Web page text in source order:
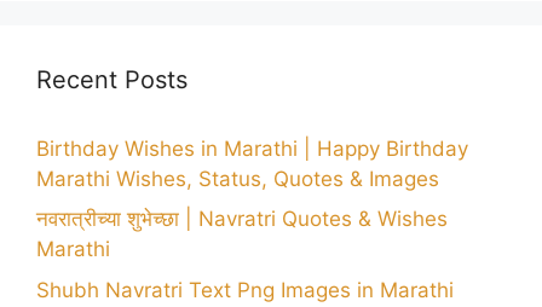
Recent Posts
Birthday Wishes in Marathi | Happy Birthday
Marathi Wishes, Status, Quotes & Images
नवरात्रीच्या शुभेच्छा | Navratri Quotes & Wishes
Marathi
Shubh Navratri Text Png Images in Marathi